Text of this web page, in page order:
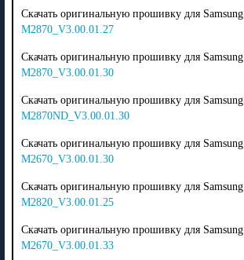
Скачать оригинальную прошивку для Samsung
M2870_V3.00.01.27
Скачать оригинальную прошивку для Samsung
M2870_V3.00.01.30
Скачать оригинальную прошивку для Samsung
M2870ND_V3.00.01.30
Скачать оригинальную прошивку для Samsung
M2670_V3.00.01.30
Скачать оригинальную прошивку для Samsung
M2820_V3.00.01.25
Скачать оригинальную прошивку для Samsung
M2670_V3.00.01.33